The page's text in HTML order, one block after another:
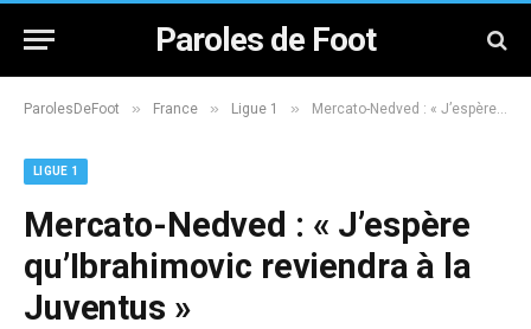
Paroles de Foot
ParolesDeFoot » France » Ligue 1 » Mercato-Nedved : « J’espère qu’Ibrahimovic reviendra à la Juventus »
LIGUE 1
Mercato-Nedved : « J’espère
qu’Ibrahimovic reviendra à la
Juventus »